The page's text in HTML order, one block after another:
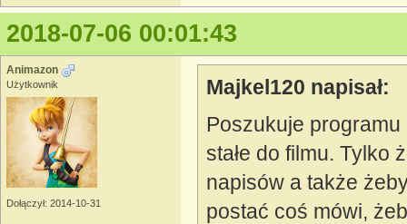
2018-07-06 00:01:43
Animazon
Użytkownik
Dołączył: 2014-10-31
Majkel120 napisał:
Poszukuje
stałe do filmu. Tylko
napisów a także
postać coś mówi,